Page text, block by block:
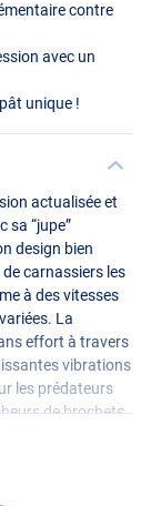
contre
avec un
unique !
actualisée et
sa “jupe”
design bien
carnassiers les
à des vitesses
La
effort à travers
vibrations
les prédateurs
de brochets